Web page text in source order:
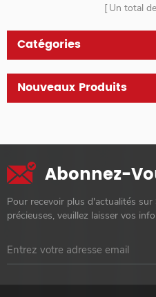
Un total de
Catégories
Nouveaux Produits
Abonnez-
Pour recevoir plus d'actualités
précieuses, veuillez laisser vos